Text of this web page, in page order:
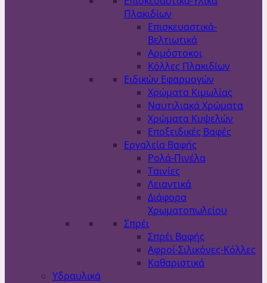
Πλακιδίων
Επισκευαστικά-
Βελτιωτικά
Αρμόστοκοι
Κόλλες Πλακιδίων
Ειδικών Εφαρμογών
Χρώματα Κιμωλίας
Ναυτιλιακά Χρώματα
Χρώματα Κυψελών
Εποξειδικές Βαφές
Εργαλεία Βαφής
Ρολά-Πινέλα
Ταινίες
Λειαντικά
Διάφορα
Χρωματοπωλείου
Σπρέι
Σπρέι Βαφής
Αφροί-Σιλικόνες-Κόλλες
Καθαριστικά
Υδραυλικά